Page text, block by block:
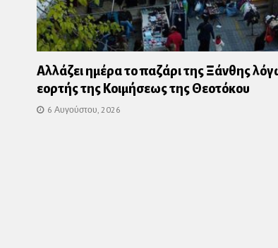
Αλλάζει ημέρα το παζάρι της Ξάνθης
εορτής της Κοιμήσεως της Θεοτόκου
6 Αυγούστου, 2026